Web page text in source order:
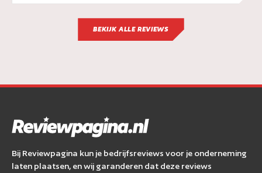
BEKIJK ALLE REVIEWS
Bij Reviewpagina kun je bedrijfsreviews voor je onderneming
laten plaatsen, en wij garanderen dat deze reviews